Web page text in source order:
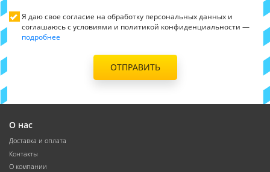
Я даю свое согласие на обработку персональных данных и
соглашаюсь с условиями и политикой конфиденциальности —
подробнее
ОТПРАВИТЬ
О нас
Доставка и оплата
Контакты
О компании